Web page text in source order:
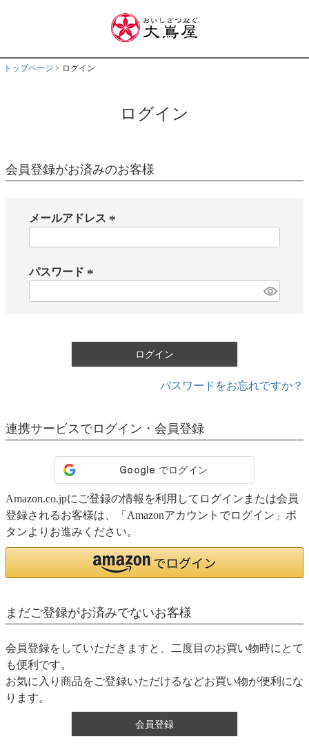
トップページ ログイン
ログイン
会員登録がお済みのお客様
メールアドレス
パスワード
)
ログイン
パスワードをお忘れですか？
連携サービスでログイン・会員登録
Amazon.co.jpにご登録の情報を利用してログインまたは会員
登録されるお客様は、「Amazonアカウントでログイン」ボ
タンよりお進みください。
まだご登録がお済みでないお客様
会員登録をしていただきますと、二度目のお買い物時にとて
も便利です。
お気に入り商品をご登録いただけるなどお買い物が便利にな
ります。
会員登録